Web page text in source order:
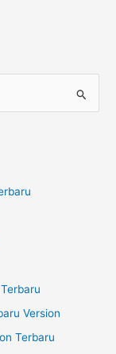
Version
Terbaru